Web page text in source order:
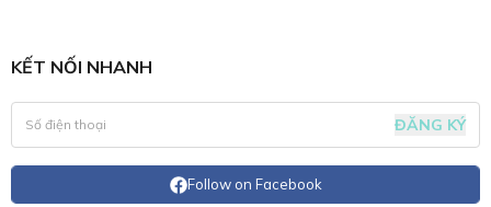
KẾT NỐI NHANH
ĐĂNG KÝ
Follow on Facebook